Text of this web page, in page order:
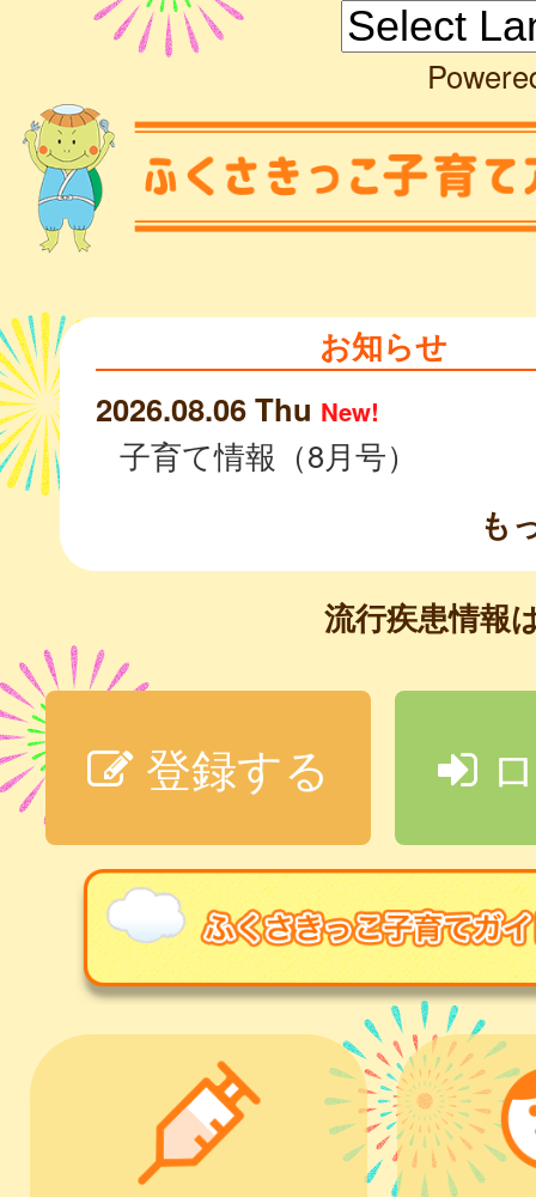
お知らせ
2026.08.06 Thu New!
子育て情報（8月号）
も
流行疾患情報
登録する